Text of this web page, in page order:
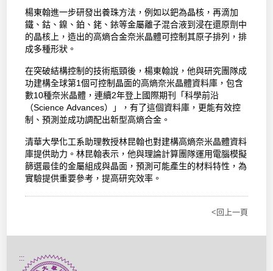
楊東翰進一步研發出養珠方法，例如以鈀為晶核，再滴加
鐵、鈷、鎳、鉑、銠、銥等金屬離子混合液到浸在還原劑中
的晶核上，造出的高熵合金奈米晶體可控制其原子排列，排
成多種形狀。
在突破結構控制的技術瓶頸後，楊東翰說，他與研究團隊成
功建構全球第1個可控制晶面的高熵奈米晶體資料庫，包含
數10種奈米晶體，連續2年登上國際期刊「科學前沿
（Science Advances）」，有了這個資料庫，更能有效控
制、預測並成功調配出新型高熵合金。
清華大學化工系助理教授林昆翰也對建構高熵奈米晶體資料
庫提供助力。林昆翰表示，他與理論計算團隊運用電腦模擬
篩選最佳的金屬組成與晶面，預測可能產生的材料特性，為
實驗提供重要參考，提高研究效率。
<回上一頁
:::